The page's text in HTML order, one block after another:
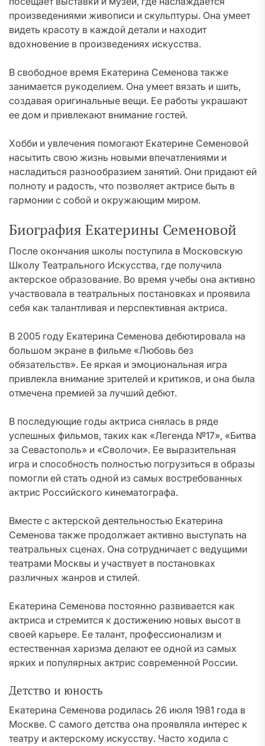
произведениями живописи и скульптуры. Она умеет
видеть красоту в каждой детали и находит
вдохновение в произведениях искусства.
В свободное время Екатерина Семенова также
занимается рукоделием. Она умеет вязать и шить,
создавая оригинальные вещи. Ее работы украшают
ее дом и привлекают внимание гостей.
Хобби и увлечения помогают Екатерине Семеновой
насытить свою жизнь новыми впечатлениями и
насладиться разнообразием занятий. Они придают ей
полноту и радость, что позволяет актрисе быть в
гармонии с собой и окружающим миром.
Биография Екатерины Семеновой
После окончания школы поступила в Московскую
Школу Театрального Искусства, где получила
актерское образование. Во время учебы она активно
участвовала в театральных постановках и проявила
себя как талантливая и перспективная актриса.
В 2005 году Екатерина Семенова дебютировала на
большом экране в фильме «Любовь без
обязательств». Ее яркая и эмоциональная игра
привлекла внимание зрителей и критиков, и она была
отмечена премией за лучший дебют.
В последующие годы актриса снялась в ряде
успешных фильмов, таких как «Легенда №17», «Битва
за Севастополь» и «Сволочи». Ее выразительная
игра и способность полностью погрузиться в образы
помогли ей стать одной из самых востребованных
актрис Российского кинематографа.
Вместе с актерской деятельностью Екатерина
Семенова также продолжает активно выступать на
театральных сценах. Она сотрудничает с ведущими
театрами Москвы и участвует в постановках
различных жанров и стилей.
Екатерина Семенова постоянно развивается как
актриса и стремится к достижению новых высот в
своей карьере. Ее талант, профессионализм и
естественная харизма делают ее одной из самых
ярких и популярных актрис современной России.
Детство и юность
Екатерина Семенова родилась 26 июля 1981 года в
Москве. С самого детства она проявляла интерес к
театру и актерскому искусству. Часто ходила с